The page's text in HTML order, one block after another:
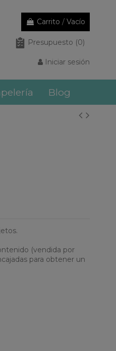
Carrito / Vacío
Presupuesto (0)
Iniciar sesión
Blog
(vendida por
para obtener un